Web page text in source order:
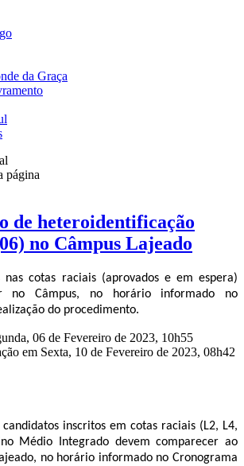
da Graça
página
de heteroidentificação
no Câmpus Lajeado
nas cotas raciais (aprovados e em espera)
no Câmpus, no horário informado no
do procedimento.
06 de Fevereiro de 2023, 10h55
em Sexta, 10 de Fevereiro de 2023, 08h42
inscritos em cotas raciais (L2, L4,
Médio Integrado devem comparecer ao
no horário informado no Cronograma